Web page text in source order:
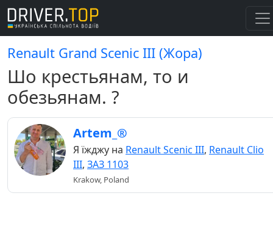
Renault Grand Scenic III (Жора)
Шо крестьянам, то и
обезьянам. ?
Artem_®
Я їжджу на Renault Scenic III, Renault Clio
III, ЗАЗ 1103
Krakow, Poland